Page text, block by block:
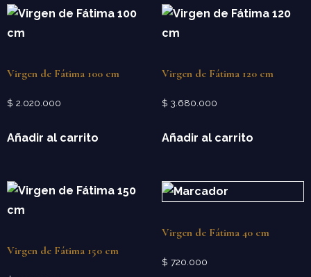
Virgen de Fátima 100 cm
$ 2.020.000
Añadir al carrito
Virgen de Fátima 120 cm
$ 3.680.000
Añadir al carrito
Virgen de Fátima 150 cm
Virgen de Fátima 40 cm
$ 720.000